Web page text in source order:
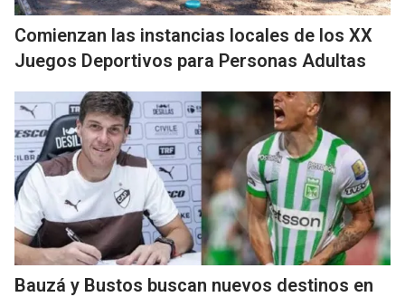
Comienzan las instancias locales de los XX
Juegos Deportivos para Personas Adultas
Bauzá y Bustos buscan nuevos destinos en